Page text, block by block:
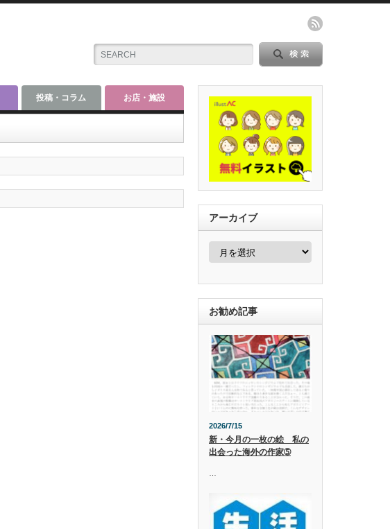
投稿・コラム お店・施設
アーカイブ
お勧め記事
2026/7/15
新・今月の一枚の絵 私の
出会った海外の作家➄